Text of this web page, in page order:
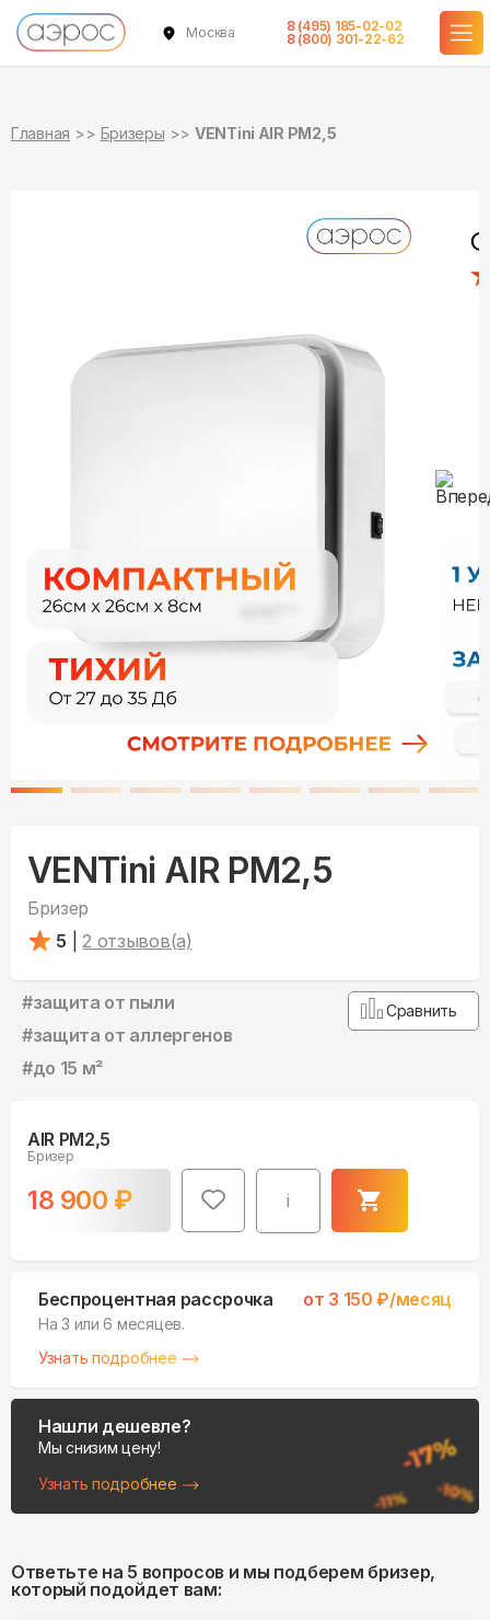
Москва
8 (495) 185-02-02
8 (800) 301-22-62
Главная Бризеры VENTini AIR PM2,5
VENTini AIR PM2,5
Бризер
5
2 отзывов(а)
#защита от пыли
#защита от аллергенов
#до 15 м²
Сравнить
AIR PM2,5
Бризер
18 900 ₽ i
в наличии
Беспроцентная рассрочка от 3 150 ₽/месяц
На 3 или 6 месяцев.
Узнать подробнее
Нашли дешевле?
Мы снизим цену!
Узнать подробнее
Ответьте на 5 вопросов и мы подберем бризер,
который подойдет вам: